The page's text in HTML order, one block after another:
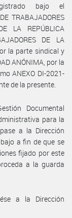
bajo el
TRABAJADORES
LA REPÚBLICA
DE LA
la parte sindical y
ANÓNIMA, por la
ANEXO DI-2021-
de la presente.
Documental
para la
a la Dirección
a fin de que se
fijado por este
a la guarda
a la Dirección